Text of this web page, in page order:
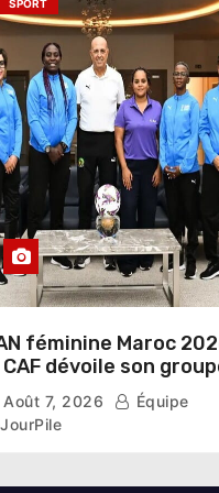
SPORT
féminine Maroc
CAF dévoile son
chargé
compétition
Août 7, 2026
Équipe